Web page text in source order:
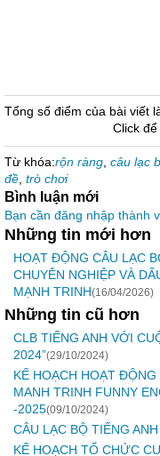
Tổng số điểm của bài viết
Click
Từ khóa:rộn ràng câu lạc
đề trò chơi
Bình luận mới
Bạn cần đăng nhập thành
Những tin mới hơn
HOẠT ĐỘNG CÂU LẠC
CHUYÊN NGHIỆP VÀ
MẠNH TRINH(16/04/2026)
Những tin cũ hơn
CLB TIẾNG ANH VỚI
2024”(29/10/2024)
KẾ HOẠCH HOẠT
MANH TRINH FUNNY
-2025(09/10/2024)
CÂU LẠC BỘ TIẾNG
KẾ HOẠCH TỔ CHỨC